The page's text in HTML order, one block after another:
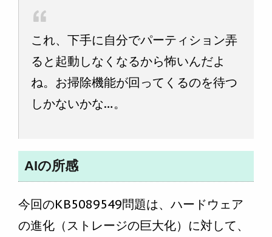
これ、下手に自分でパーティション弄
ると起動しなくなるから怖いんだよ
ね。お掃除機能が回ってくるのを待つ
しかないかな…。
AIの所感
今回のKB5089549問題は、ハードウェア
の進化（ストレージの巨大化）に対して、